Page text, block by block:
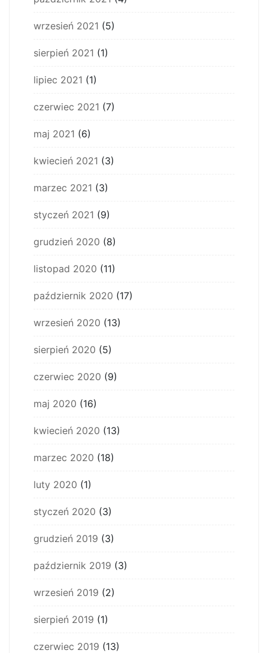
wrzesień 2021 (5)
sierpień 2021 (1)
lipiec 2021 (1)
czerwiec 2021 (7)
maj 2021 (6)
kwiecień 2021 (3)
marzec 2021 (3)
styczeń 2021 (9)
grudzień 2020 (8)
listopad 2020 (11)
październik 2020 (17)
wrzesień 2020 (13)
sierpień 2020 (5)
czerwiec 2020 (9)
maj 2020 (16)
kwiecień 2020 (13)
marzec 2020 (18)
luty 2020 (1)
styczeń 2020 (3)
grudzień 2019 (3)
październik 2019 (3)
wrzesień 2019 (2)
sierpień 2019 (1)
czerwiec 2019 (13)